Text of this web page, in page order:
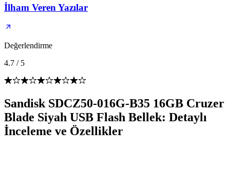
İlham Veren Yazılar
Değerlendirme
4.7 / 5
Sandisk SDCZ50-016G-B35 16GB Cruzer
Blade Siyah USB Flash Bellek: Detaylı
İnceleme ve Özellikler